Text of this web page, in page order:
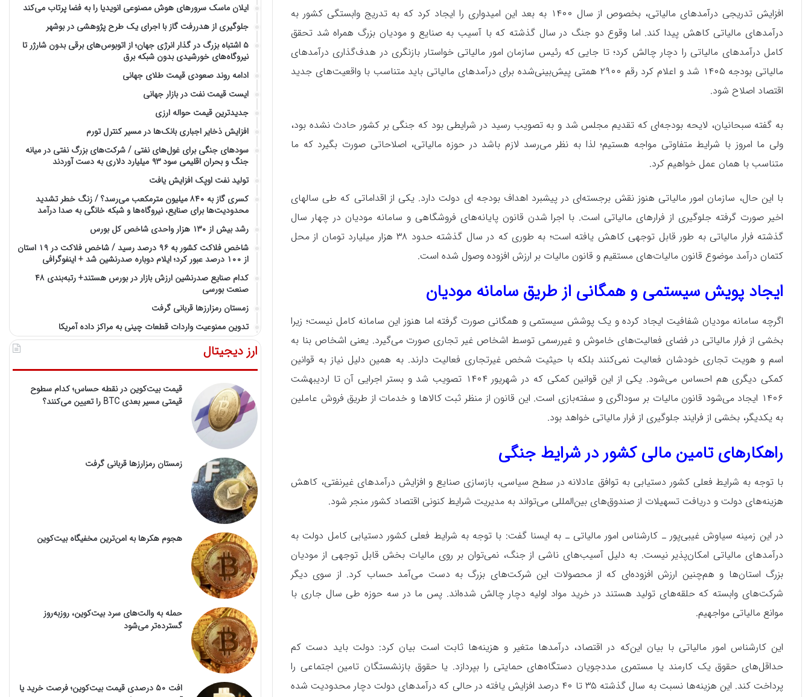
افزایش تدریجی درآمدهای مالیاتی، بخصوص از سال ۱۴۰۰ به بعد این امیدواری را ایجاد کرد که به تدریج وابستگی کشور به
درآمدهای مالیاتی کاهش پیدا کند. اما وقوع دو جنگ در سال گذشته که با آسیب به صنایع و مودیان بزرگ همراه شد تحقق
کامل درآمدهای مالیاتی را دچار چالش کرد؛ تا جایی که رئیس سازمان امور مالیاتی خواستار بازنگری در هدف‌گذاری درآمدهای
مالیاتی بودجه ۱۴۰۵ شد و اعلام کرد رقم ۲۹۰۰ همتی پیش‌بینی‌شده برای درآمدهای مالیاتی باید متناسب با واقعیت‌های جدید
اقتصاد اصلاح شود.
به گفته سبحانیان، لایحه بودجه‌ای که تقدیم مجلس شد و به تصویب رسید در شرایطی بود که جنگی بر کشور حادث نشده بود،
ولی ما امروز با شرایط متفاوتی مواجه هستیم؛ لذا به نظر می‌رسد لازم باشد در حوزه مالیاتی، اصلاحاتی صورت بگیرد که ما
متناسب با همان عمل خواهیم کرد.
با این حال، سازمان امور مالیاتی هنوز نقش برجسته‌ای در پیشبرد اهداف بودجه ای دولت دارد. یکی از اقداماتی که طی سالهای
اخیر صورت گرفته جلوگیری از فرارهای مالیاتی است. با اجرا شدن قانون پایانه‌های فروشگاهی و سامانه مودیان در چهار سال
گذشته فرار مالیاتی به طور قابل توجهی کاهش یافته است؛ به طوری که در سال گذشته حدود ۳۸ هزار میلیارد تومان از محل
کتمان درآمد موضوع قانون مالیات‌های مستقیم و قانون مالیات بر ارزش افزوده وصول شده است.
ایجاد پویش سیستمی و همگانی از طریق سامانه مودیان
اگرچه سامانه مودیان شفافیت ایجاد کرده و یک پوشش سیستمی و همگانی صورت گرفته اما هنوز این سامانه کامل نیست؛ زیرا
بخشی از فرار مالیاتی در فضای فعالیت‌های خاموش و غیررسمی توسط اشخاص غیر تجاری صورت می‌گیرد. یعنی اشخاص بنا به
اسم و هویت تجاری خودشان فعالیت نمی‌کنند بلکه با حیثیت شخص غیرتجاری فعالیت دارند. به همین دلیل نیاز به قوانین
کمکی دیگری هم احساس می‌شود. یکی از این قوانین کمکی که در شهریور ۱۴۰۴ تصویب شد و بستر اجرایی آن تا اردیبهشت
۱۴۰۶ ایجاد می‌شود قانون مالیات بر سوداگری و سفته‌بازی است. این قانون از منظر ثبت کالاها و خدمات از طریق فروش عاملین
به یکدیگر، بخشی از فرایند جلوگیری از فرار مالیاتی خواهد بود.
راهکارهای تامین مالی کشور در شرایط جنگی
با توجه به شرایط فعلی کشور دستیابی به توافق عادلانه در سطح سیاسی، بازسازی صنایع و افزایش درآمدهای غیرنفتی، کاهش
هزینه‌های دولت و دریافت تسهیلات از صندوق‌های بین‌المللی می‌تواند به مدیریت شرایط کنونی اقتصاد کشور منجر شود.
در این زمینه سیاوش غیبی‌پور ـ کارشناس امور مالیاتی ـ به ایسنا گفت: با توجه به شرایط فعلی کشور دستیابی کامل دولت به
درآمدهای مالیاتی امکان‌پذیر نیست. به دلیل آسیب‌های ناشی از جنگ، نمی‌توان بر روی مالیات بخش قابل توجهی از مودیان
بزرگ استان‌ها و هم‌چنین ارزش افزوده‌ای که از محصولات این شرکت‌های بزرگ به دست می‌آمد حساب کرد. از سوی دیگر
شرکت‌های وابسته که حلقه‌های تولید هستند در خرید مواد اولیه دچار چالش شده‌اند. پس ما در سه حوزه طی سال جاری با
موانع مالیاتی مواجهیم.
این کارشناس امور مالیاتی با بیان این‌که در اقتصاد، درآمدها متغیر و هزینه‌ها ثابت است بیان کرد: دولت باید دست کم
حداقل‌های حقوق یک کارمند یا مستمری مددجویان دستگاه‌های حمایتی را بپردازد. یا حقوق بازنشستگان تامین اجتماعی را
پرداخت کند. این هزینه‌ها نسبت به سال گذشته ۳۵ تا ۴۰ درصد افزایش یافته در حالی که درآمدهای دولت دچار محدودیت شده
ایلان ماسک سرورهای هوش مصنوعی انویدیا را به فضا پرتاب می‌کند
جلوگیری از هدررفت گاز با اجرای یک طرح پژوهشی در بوشهر
۵ اشتباه بزرگ در گذار انرژی جهان؛ از اتوبوس‌های برقی بدون شارژر تا
نیروگاه‌های خورشیدی بدون شبکه برق
ادامه روند صعودی قیمت طلای جهانی
ایست قیمت نفت در بازار جهانی
جدیدترین قیمت حواله ارزی
افزایش ذخایر اجباری بانک‌ها در مسیر کنترل تورم
سودهای جنگی برای غول‌های نفتی / شرکت‌های بزرگ نفتی در میانه
جنگ و بحران اقلیمی سود ۹۳ میلیارد دلاری به دست آوردند
تولید نفت اوپک افزایش یافت
کسری گاز به ۸۴۰ میلیون مترمکعب می‌رسد؟ / زنگ خطر تشدید
محدودیت‌ها برای صنایع، نیروگاه‌ها و شبکه خانگی به صدا درآمد
رشد بیش از ۱۳۰ هزار واحدی شاخص کل بورس
شاخص فلاکت کشور به ۹۶ درصد رسید / شاخص فلاکت در ۱۹ استان
از ۱۰۰ درصد عبور کرد؛ ایلام دوباره صدرنشین شد + اینفوگرافی
کدام صنایع صدرنشین‌ ارزش بازار در بورس هستند+ رتبه‌بندی ۴۸
صنعت بورسی
زمستان رمزارزها قربانی گرفت
تدوین ممنوعیت واردات قطعات چینی به مراکز داده آمریکا
ارز دیجیتال
قیمت بیت‌کوین در نقطه حساس؛ کدام سطوح
قیمتی مسیر بعدی BTC را تعیین می‌کنند؟
زمستان رمزارزها قربانی گرفت
هجوم هکرها به امن‌ترین مخفیگاه بیت‌کوین
حمله به والت‌های سرد بیت‌کوین، روزبه‌روز
گسترده‌تر می‌شود
افت ۵۰ درصدی قیمت بیت‌کوین؛ فرصت خرید یا